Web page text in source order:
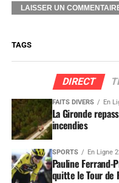
TAGS
DIRECT
FAITS DIVERS En
La Gironde
incendies
SPORTS En Ligne
Pauline Ferrand-
quitte le Tour de